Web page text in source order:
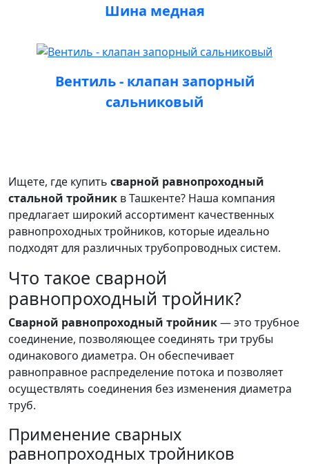
Шина медная
Вентиль - клапан запорный
сальниковый
Ищете, где купить сварной равнопроходный
стальной тройник в Ташкенте? Наша компания
предлагает широкий ассортимент качественных
равнопроходных тройников, которые идеально
подходят для различных трубопроводных систем.
Что такое сварной
равнопроходный тройник?
Сварной равнопроходный тройник— это трубное
соединение, позволяющее соединять три трубы
одинакового диаметра. Он обеспечивает
равноправное распределение потока и позволяет
осуществлять соединения без изменения диаметра
труб.
Применение сварных
равнопроходных тройников